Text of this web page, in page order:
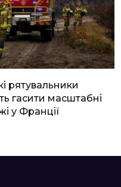
рятувальники
гасити масштабні
у Франції